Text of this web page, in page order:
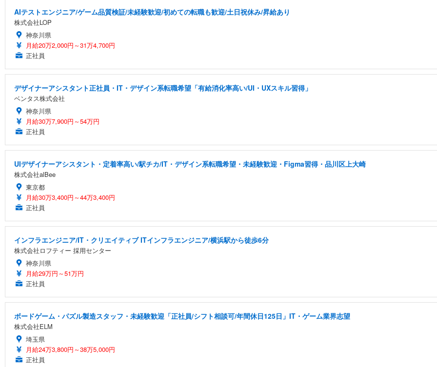
AIテストエンジニア/ゲーム品質検証/未経験歓迎/初めての転職も歓迎/土日祝休み/昇給あり
株式会社LOP
神奈川県
月給20万2,000円～31万4,700円
正社員
デザイナーアシスタント正社員・IT・デザイン系転職希望「有給消化率高い/UI・UXスキル習得」
ベンタス株式会社
神奈川県
月給30万7,900円～54万円
正社員
UIデザイナーアシスタント・定着率高い/駅チカ/IT・デザイン系転職希望・未経験歓迎・Figma習得・品川区上大崎
株式会社alBee
東京都
月給30万3,400円～44万3,400円
正社員
インフラエンジニア/IT・クリエイティブ ITインフラエンジニア/横浜駅から徒歩6分
株式会社ロフティー 採用センター
神奈川県
月給29万円～51万円
正社員
ボードゲーム・パズル製造スタッフ・未経験歓迎「正社員/シフト相談可/年間休日125日」IT・ゲーム業界志望
株式会社ELM
埼玉県
月給24万3,800円～38万5,000円
正社員